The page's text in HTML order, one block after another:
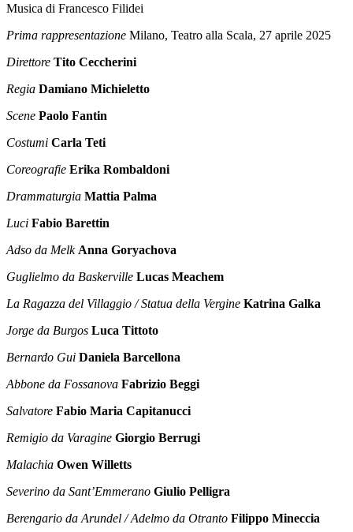
Musica di Francesco Filidei
Prima rappresentazione Milano, Teatro alla Scala, 27 aprile 2025
Direttore Tito Ceccherini
Regia Damiano Michieletto
Scene Paolo Fantin
Costumi Carla Teti
Coreografie Erika Rombaldoni
Drammaturgia Mattia Palma
Luci Fabio Barettin
Adso da Melk Anna Goryachova
Guglielmo da Baskerville Lucas Meachem
La Ragazza del Villaggio / Statua della Vergine Katrina Galka
Jorge da Burgos Luca Tittoto
Bernardo Gui Daniela Barcellona
Abbone da Fossanova Fabrizio Beggi
Salvatore Fabio Maria Capitanucci
Remigio da Varagine Giorgio Berrugi
Malachia Owen Willetts
Severino da Sant’Emmerano Giulio Pelligra
Berengario da Arundel / Adelmo da Otranto Filippo Mineccia